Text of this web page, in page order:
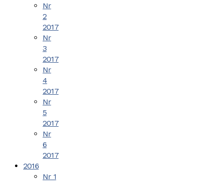
Nr
2
2017
Nr
3
2017
Nr
4
2017
Nr
5
2017
Nr
6
2017
2016
Nr 1